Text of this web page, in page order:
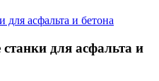
для асфальта и бетона
для асфальта и